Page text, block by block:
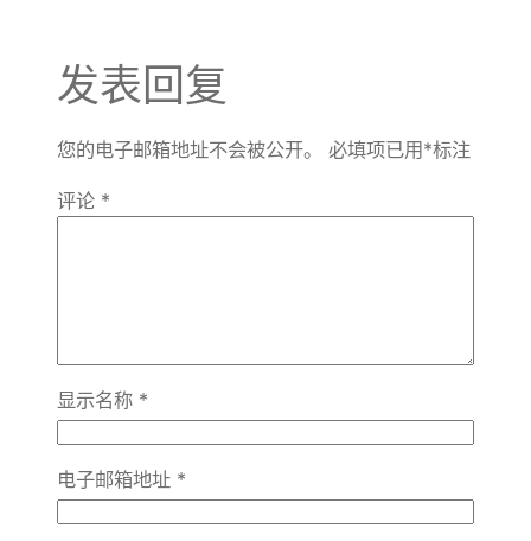
发表回复
您的电子邮箱地址不会被公开。 必填项已用*标注
评论 *
显示名称 *
电子邮箱地址 *